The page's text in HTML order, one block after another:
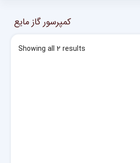
کمپرسور گاز مایع
Showing all 2 results